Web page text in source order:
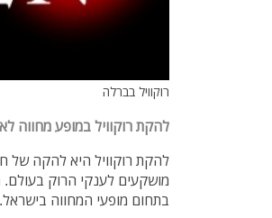
רוקוויל בברלה
להקת רוקוויל במופע מחווה
להקת רוקוויל היא להקה של
מושקעים לענקי הרוק בעולם.
בתחום מופעי המחווה בישראל.